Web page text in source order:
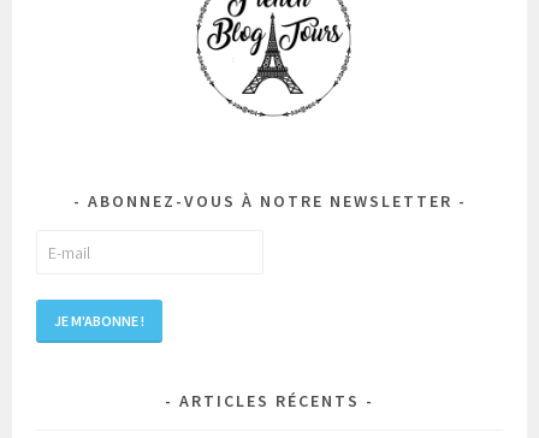
ABONNEZ-VOUS À NOTRE NEWSLETTER
ARTICLES RÉCENTS